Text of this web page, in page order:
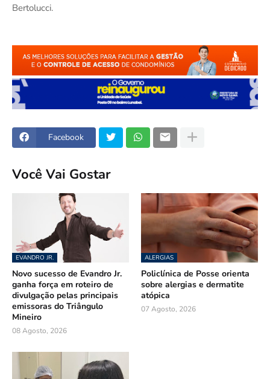
Bertolucci.
Facebook
Você Vai Gostar
EVANDRO JR.
Novo sucesso de Evandro Jr.
ganha força em roteiro de
divulgação pelas principais
emissoras do Triângulo
Mineiro
08 Agosto, 2026
ALERGIAS
Policlínica de Posse orienta
sobre alergias e dermatite
atópica
07 Agosto, 2026